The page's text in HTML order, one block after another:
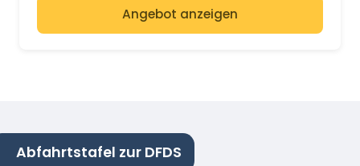
Angebot anzeigen
Abfahrtstafel zur DFDS